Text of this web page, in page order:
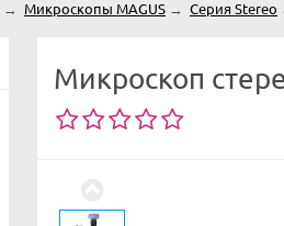
→ Микроскопы MAGUS → Серия Stereo
Микроскоп